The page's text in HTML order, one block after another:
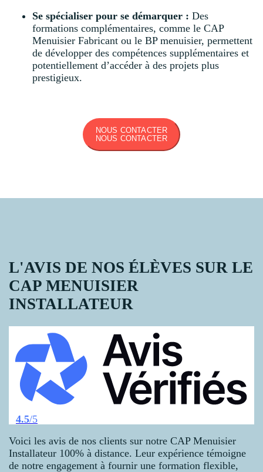
Se spécialiser pour se démarquer : Des
formations complémentaires, comme le CAP
Menuisier Fabricant ou le BP menuisier, permettent
de développer des compétences supplémentaires et
potentiellement d’accéder à des projets plus
prestigieux.
NOUS CONTACTER
NOUS CONTACTER
L'AVIS DE NOS ÉLÈVES SUR LE
CAP MENUISIER
INSTALLATEUR
4.5/5
Voici les avis de nos clients sur notre CAP Menuisier
Installateur 100% à distance. Leur expérience témoigne
de notre engagement à fournir une formation flexible,